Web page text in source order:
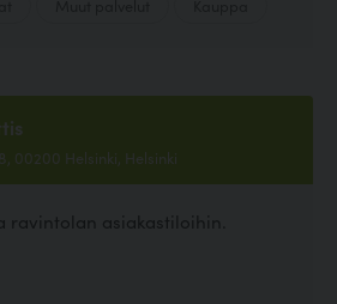
00200 Helsinki, Helsinki
ravintolan asiakastiloihin.